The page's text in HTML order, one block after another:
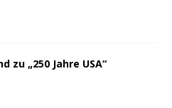
zu „250 Jahre USA“